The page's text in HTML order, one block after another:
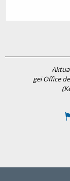
gei Office